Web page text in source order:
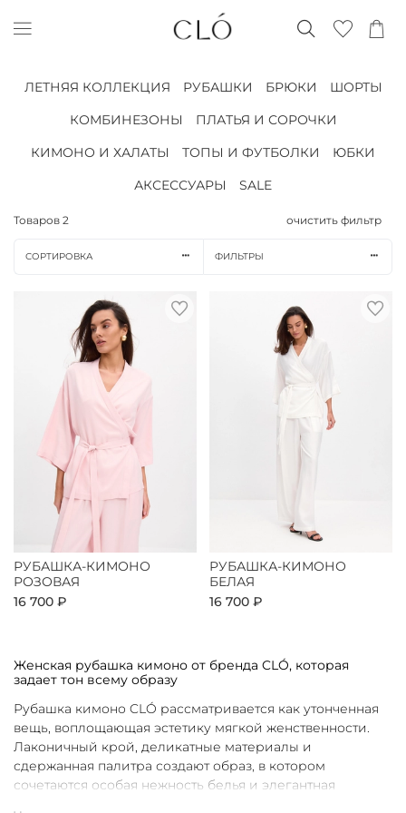
ЛЕТНЯЯ КОЛЛЕКЦИЯ РУБАШКИ БРЮКИ
ШОРТЫ
КОМБИНЕЗОНЫ
ПЛАТЬЯ И СОРОЧКИ
КИМОНО И ХАЛАТЫ
ТОПЫ И ФУТБОЛКИ
ЮБКИ
АКСЕССУАРЫ
SALE
Товаров 2 очистить фильтр
СОРТИРОВКА ФИЛЬТРЫ
РУБАШКА-КИМОНО
РОЗОВАЯ
16 700 ₽
РУБАШКА-КИМОНО
БЕЛАЯ
16 700 ₽
Женская рубашка кимоно от бренда CLÓ, которая
задает тон всему образу
Рубашка кимоно CLÓ рассматривается как утонченная
вещь, воплощающая эстетику мягкой женственности.
Лаконичный крой, деликатные материалы и
сдержанная палитра создают образ, в котором
сочетаются особая нежность белья и элегантная